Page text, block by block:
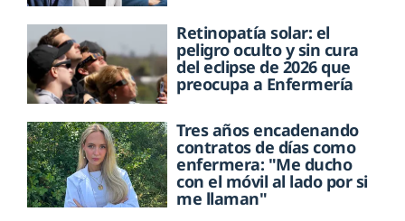
Retinopatía solar: el
peligro oculto y sin cura
del eclipse de 2026 que
preocupa a Enfermería
Tres años encadenando
contratos de días como
enfermera: "Me ducho
con el móvil al lado por si
me llaman"